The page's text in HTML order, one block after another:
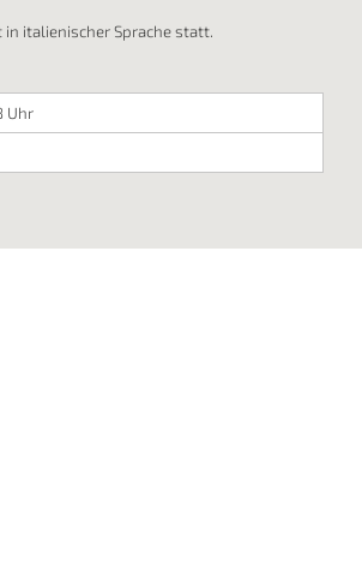
italienischer Sprache statt.
Uhr